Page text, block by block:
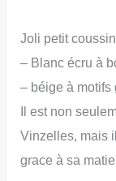
blanc
écru,
beige,
coussin
pour
chambre
Joli petit
– Blanc écru à
– béige à motifs
Il est non
Vinzelles, mais
grace à sa